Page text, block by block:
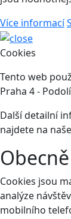
Více informací
Cookies
Tento web
Praha 4 -
Další detailní
najdete na
Cookies jsou
analýze
mobilního